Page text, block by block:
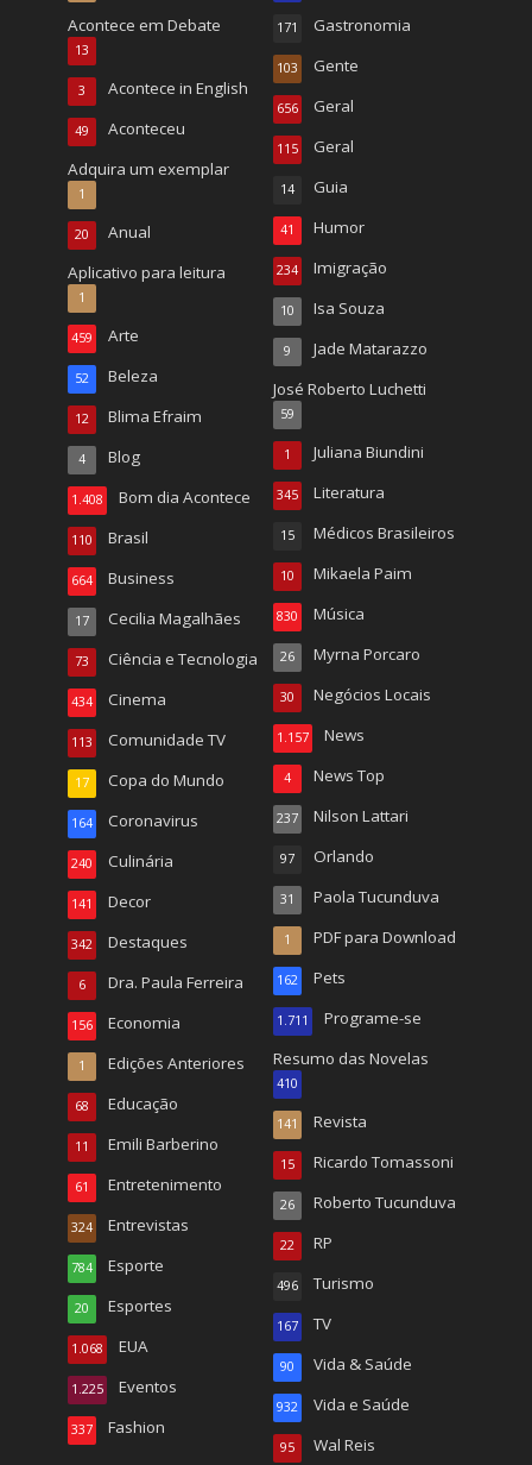
Acontece em Debate
13
Acontece in English
3
Aconteceu
49
Adquira um exemplar
1
Anual
20
Aplicativo para leitura
1
Arte
459
Beleza
52
Blima Efraim
12
Blog
4
Bom dia Acontece
1.408
Brasil
110
Business
664
Cecilia Magalhães
17
Ciência e Tecnologia
73
Cinema
434
Comunidade TV
113
Copa do Mundo
17
Coronavirus
164
Culinária
240
Decor
141
Destaques
342
Dra. Paula Ferreira
6
Economia
156
Edições Anteriores
1
Educação
68
Emili Barberino
11
Entretenimento
61
Entrevistas
324
Esporte
784
Esportes
20
EUA
1.068
Eventos
1.225
Fashion
337
Gastronomia
171
Gente
103
Geral
656
Geral
115
Guia
14
Humor
41
Imigração
234
Isa Souza
10
Jade Matarazzo
9
José Roberto Luchetti
59
Juliana Biundini
1
Literatura
345
Médicos Brasileiros
15
Mikaela Paim
10
Música
830
Myrna Porcaro
26
Negócios Locais
30
News
1.157
News Top
4
Nilson Lattari
237
Orlando
97
Paola Tucunduva
31
PDF para Download
1
Pets
162
Programe-se
1.711
Resumo das Novelas
410
Revista
141
Ricardo Tomassoni
15
Roberto Tucunduva
26
RP
22
Turismo
496
TV
167
Vida & Saúde
90
Vida e Saúde
932
Wal Reis
95